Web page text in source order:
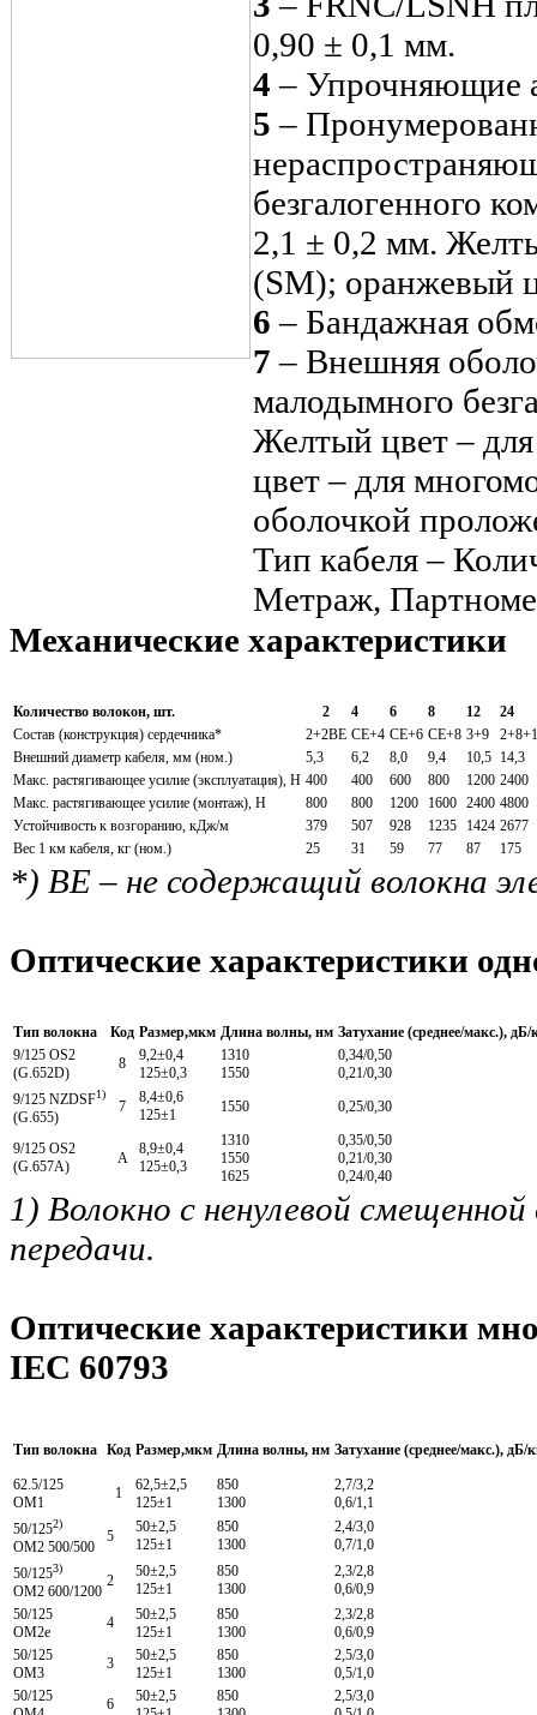
0,90 ± 0,1 мм.
4 – Упрочняющие
5 –
безгалогенного
2,1 ± 0,2 мм.
(SM); оранжевый
6 – Бандажная
7 – Внешняя
малодымного
Желтый цвет –
цвет – для
оболочкой
Тип кабеля –
Метраж,
Механические характеристики
Количество волокон, шт. 2 4 6 8 12
24
Состав (конструкция) сердечника*
2+2BE CE+4 CE+6 CE+8 3+9
Внешний диаметр кабеля, мм (ном.)
5,3 6,2 8,0 9,4 10,5 14,3
Макс. растягивающее усилие (эксплуатация), Н 400 400 600 800 1200 2400
Макс. растягивающее усилие (монтаж), Н
800 800 1200 1600 2400 4800
Устойчивость к возгоранию, кДж/м
379 507 928 1235 1424 2677
Вес 1 км кабеля, кг (ном.)
25 31 59 77 87 175
*) BE – не содержащий волокна
Оптические характеристики
Тип волокна Код Размер,мкм Длина волны, нм Затухание (среднее/макс.), дБ/
9/125 OS2
(G.652D)
8
9,2±0,4
125±0,3
1310
1550
0,34/0,50
0,21/0,30
9/125 NZDSF1)
(G.655)
7
8,4±0,6
125±1
1550 0,25/0,30
9/125 OS2
(G.657А)
A
8,9±0,4
125±0,3
1310
1550
1625
0,35/0,50
0,21/0,30
0,24/0,40
1) Волокно с ненулевой
передачи.
Оптические характеристики
IEC 60793
Тип волокна Код Размер,мкм Длина волны, нм Затухание (среднее/макс.), дБ/
62.5/125
OM1
1
62,5±2,5
125±1
850
1300
2,7/3,2
0,6/1,1
50/1252)
OM2 500/500
5
50±2,5
125±1
850
1300
2,4/3,0
0,7/1,0
50/1253)
OM2 600/1200
2
50±2,5
125±1
850
1300
2,3/2,8
0,6/0,9
50/125
OM2e
4
50±2,5
125±1
850
1300
2,3/2,8
0,6/0,9
50/125
OM3
3
50±2,5
125±1
850
1300
2,5/3,0
0,5/1,0
50/125
6
50±2,5
850
2,5/3,0